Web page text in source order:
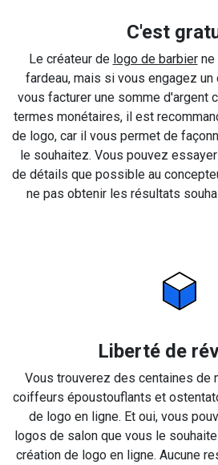
C'est
Le créateur de logo de barbierne
fardeau, mais si vous engagez
vous facturer une somme d'argent
termes monétaires, il est
de logo, car il vous permet de
le souhaitez. Vous pouvez
de détails que possible au
ne pas obtenir les résultats
Liberté de
Vous trouverez des centaines de
coiffeurs époustouflants et
de logo en ligne. Et oui, vous
logos de salon que vous le
création de logo en ligne. Aucune